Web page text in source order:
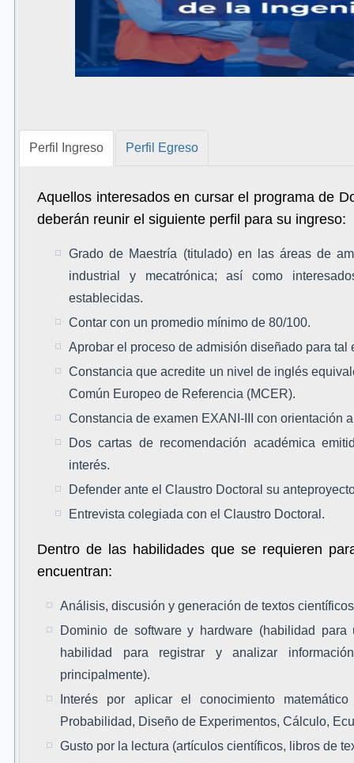
Perfil Ingreso Perfil Egreso
Aquellos interesados en cursar el programa de
deberán reunir el siguiente perfil para su ingreso:
Grado de Maestría (titulado) en las áreas de
industrial y mecatrónica; así como
establecidas.
Contar con un promedio mínimo de 80/100.
Aprobar el proceso de admisión diseñado para tal
Constancia que acredite un nivel de inglés
Común Europeo de Referencia (MCER).
Constancia de examen EXANI-III con orientación
Dos cartas de recomendación académica
interés.
Defender ante el Claustro Doctoral su
Entrevista colegiada con el Claustro Doctoral.
Dentro de las habilidades que se requieren
encuentran:
Análisis, discusión y generación de textos
Dominio de software y hardware (habilidad
habilidad para registrar y analizar
principalmente).
Interés por aplicar el conocimiento
Probabilidad, Diseño de Experimentos, Cálculo,
Gusto por la lectura (artículos científicos, libros de